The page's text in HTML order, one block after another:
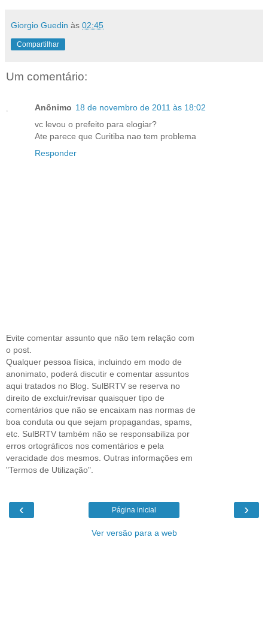
Giorgio Guedin às 02:45
Compartilhar
Um comentário:
Anônimo 18 de novembro de 2011 às 18:02
vc levou o prefeito para elogiar?
Ate parece que Curitiba nao tem problema
Responder
Evite comentar assunto que não tem relação com
o post.
Qualquer pessoa física, incluindo em modo de
anonimato, poderá discutir e comentar assuntos
aqui tratados no Blog. SulBRTV se reserva no
direito de excluir/revisar quaisquer tipo de
comentários que não se encaixam nas normas de
boa conduta ou que sejam propagandas, spams,
etc. SulBRTV também não se responsabiliza por
erros ortográficos nos comentários e pela
veracidade dos mesmos. Outras informações em
"Termos de Utilização".
‹ ›
Página inicial
Ver versão para a web